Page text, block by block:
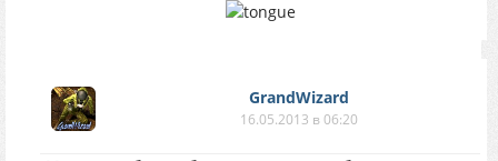
GrandWizard
16.05.2013 в 06:20